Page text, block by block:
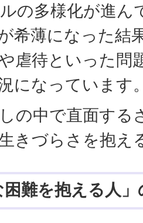
の多様化が進ん
希薄になった結
虐待といった問
になっています
の中で直面する
きづらさを抱え
困難を抱える人